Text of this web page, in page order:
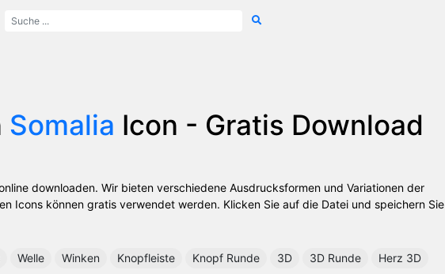
Somalia Icon - Gratis Download
downloaden. Wir bieten verschiedene Ausdrucksformen und Variationen der
Icons können gratis verwendet werden. Klicken Sie auf die Datei und speichern Sie
Welle Winken Knopfleiste Knopf Runde 3D 3D Runde Herz 3D